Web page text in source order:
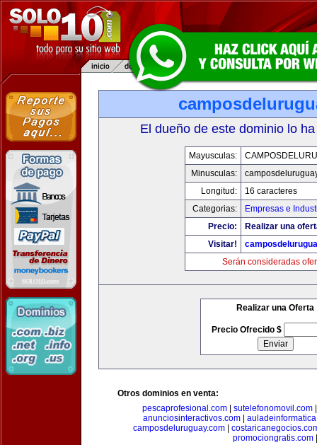
El dueño de este dominio lo
Mayusculas:
Minusculas:
Longitud:
16 caracteres
Categorias:
Empresas e
Precio:
Realizar una
Visitar!
Serán consideradas
Realizar una Oferta
Precio Ofrecido $
Otros dominios en venta:
pescaprofesional.com| sutelefonomovil.com
anunciosinteractivos.com|
camposdeluruguay.com|
promociongratis.com